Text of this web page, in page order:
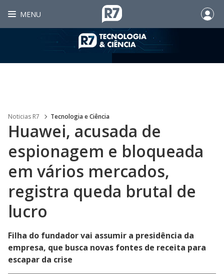
MENU
Noticias R7 Tecnologia e Ciência
Huawei, acusada de
espionagem e bloqueada
em vários mercados,
registra queda brutal de
lucro
Filha do fundador vai assumir a presidência da
empresa, que busca novas fontes de receita para
escapar da crise